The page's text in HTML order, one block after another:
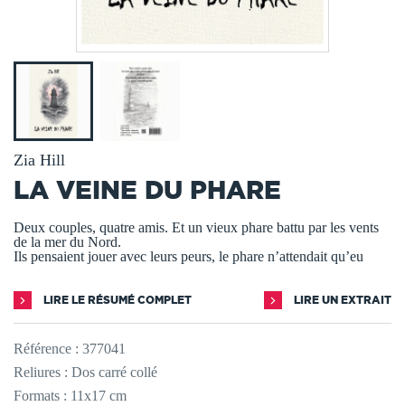
Zia Hill
LA VEINE DU PHARE
Deux couples, quatre amis. Et un vieux phare battu par les vents
de la mer du Nord.
Ils pensaient jouer avec leurs peurs, le phare n’attendait qu’eu
LIRE LE RÉSUMÉ COMPLET LIRE UN EXTRAIT
Référence : 377041
Reliures : Dos carré collé
Formats : 11x17 cm